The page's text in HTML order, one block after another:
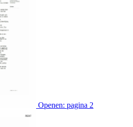
Openen: pagina 2